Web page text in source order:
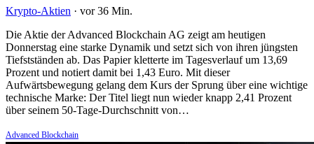
Krypto-Aktien · vor 36 Min.
Die Aktie der Advanced Blockchain AG zeigt am heutigen
Donnerstag eine starke Dynamik und setzt sich von ihren jüngsten
Tiefstständen ab. Das Papier kletterte im Tagesverlauf um 13,69
Prozent und notiert damit bei 1,43 Euro. Mit dieser
Aufwärtsbewegung gelang dem Kurs der Sprung über eine wichtige
technische Marke: Der Titel liegt nun wieder knapp 2,41 Prozent
über seinem 50-Tage-Durchschnitt von…
Advanced Blockchain